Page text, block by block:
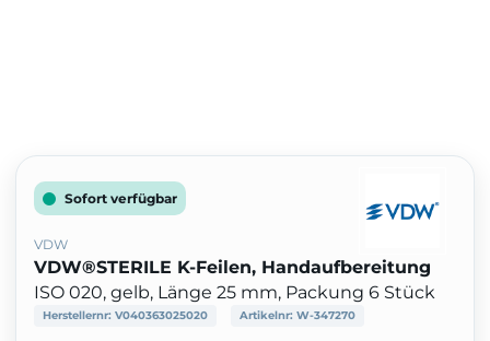
Sofort verfügbar
VDW
VDW®STERILE K-Feilen, Handaufbereitung
ISO 020, gelb, Länge 25 mm, Packung 6 Stück
Herstellernr: V040363025020 Artikelnr: W-347270